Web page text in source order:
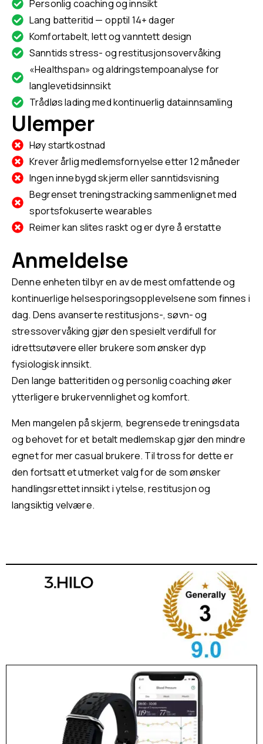
Personlig coaching og innsikt
Lang batteritid — opptil 14+ dager
Komfortabelt, lett og vanntett design
Sanntids stress- og restitusjonsovervåking
«Healthspan» og aldringstempoanalyse for
langlevetidsinnsikt
Trådløs lading med kontinuerlig datainnsamling
Ulemper
Høy startkostnad
Krever årlig medlemsfornyelse etter 12 måneder
Ingen innebygd skjerm eller sanntidsvisning
Begrenset treningstracking sammenlignet med
sportsfokuserte wearables
Reimer kan slites raskt og er dyre å erstatte
Anmeldelse
Denne enheten tilbyr en av de mest omfattende og
kontinuerlige helsesporingsopplevelsene som finnes i
dag. Dens avanserte restitusjons-, søvn- og
stressovervåking gjør den spesielt verdifull for
idrettsutøvere eller brukere som ønsker dyp
fysiologisk innsikt.
Den lange batteritiden og personlig coaching øker
ytterligere brukervennlighet og komfort.
Men mangelen på skjerm, begrensede treningsdata
og behovet for et betalt medlemskap gjør den mindre
egnet for mer casual brukere. Til tross for dette er
den fortsatt et utmerket valg for de som ønsker
handlingsrettet innsikt i ytelse, restitusjon og
langsiktig velvære.